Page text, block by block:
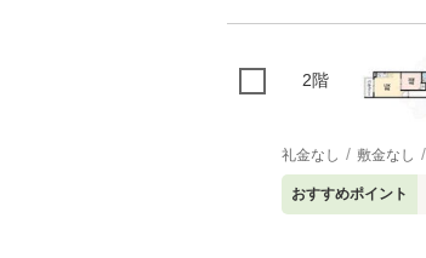
2階
礼金なし 敷金なし
おすすめポイント